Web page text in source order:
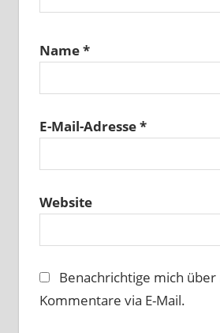
Name*
E-Mail-Adresse*
Website
Benachrichtige mich
Kommentare via E-Mail.